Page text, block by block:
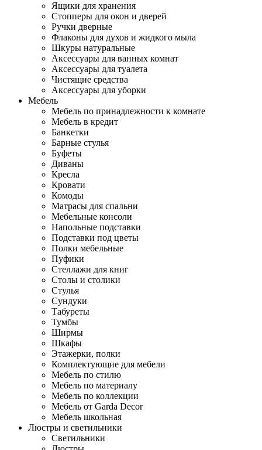
Ящики для хранения
Стопперы для окон и дверей
Ручки дверные
Флаконы для духов и жидкого мыла
Шкуры натуральные
Аксессуары для ванных комнат
Аксессуары для туалета
Чистящие средства
Аксессуары для уборки
Мебель
Мебель по принадлежности к комнате
Мебель в кредит
Банкетки
Барные стулья
Буфеты
Диваны
Кресла
Кровати
Комоды
Матрасы для спальни
Мебельные консоли
Напольные подставки
Подставки под цветы
Полки мебельные
Пуфики
Стеллажи для книг
Столы и столики
Стулья
Сундуки
Табуреты
Тумбы
Ширмы
Шкафы
Этажерки, полки
Комплектующие для мебели
Мебель по стилю
Мебель по материалу
Мебель по коллекции
Мебель от Garda Decor
Мебель школьная
Люстры и светильники
Светильники